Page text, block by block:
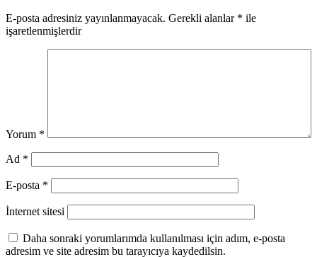
E-posta adresiniz yayınlanmayacak. Gerekli alanlar * ile
işaretlenmişlerdir
Yorum *
Ad *
E-posta *
İnternet sitesi
Daha sonraki yorumlarımda kullanılması için adım, e-posta
adresim ve site adresim bu tarayıcıya kaydedilsin.